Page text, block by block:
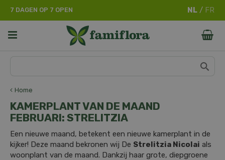
Home
7 DAGEN OP 7 OPEN
KAMERPLANT VAN DE MAAND
FEBRUARI: STRELITZIA
Een nieuwe maand, betekent een nieuwe kamerplant in de
kijker! Deze maand bekronen wij De Strelitzia Nicolai als
woonplant van de maand. Dankzij haar grote, diepgroene